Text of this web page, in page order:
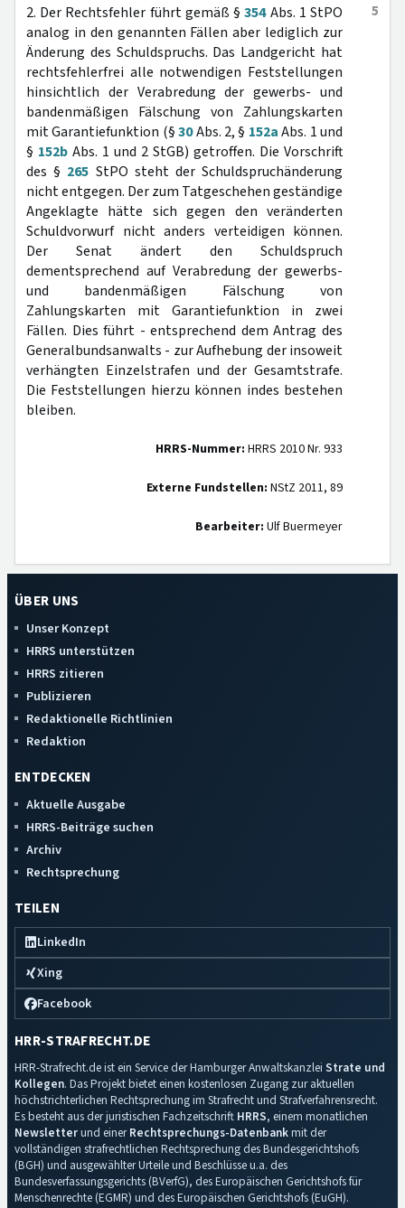
5
2. Der Rechtsfehler führt gemäß §354Abs. 1 StPO
analog in den genannten Fällen aber lediglich zur
Änderung des Schuldspruchs. Das Landgericht hat
rechtsfehlerfrei alle notwendigen Feststellungen
hinsichtlich der Verabredung der gewerbs- und
bandenmäßigen Fälschung von Zahlungskarten
mit Garantiefunktion (§30Abs. 2, § 152aAbs. 1 und
§ 152b Abs. 1 und 2 StGB) getroffen. Die Vorschrift
des § 265 StPO steht der Schuldspruchänderung
nicht entgegen. Der zum Tatgeschehen geständige
Angeklagte hätte sich gegen den veränderten
Schuldvorwurf nicht anders verteidigen können.
Der Senat ändert den Schuldspruch
dementsprechend auf Verabredung der gewerbs-
und bandenmäßigen Fälschung von
Zahlungskarten mit Garantiefunktion in zwei
Fällen. Dies führt - entsprechend dem Antrag des
Generalbundsanwalts - zur Aufhebung der insoweit
verhängten Einzelstrafen und der Gesamtstrafe.
Die Feststellungen hierzu können indes bestehen
bleiben.
HRRS-Nummer: HRRS 2010 Nr. 933
Externe Fundstellen: NStZ 2011, 89
Bearbeiter: Ulf Buermeyer
ÜBER UNS
Unser Konzept
HRRS unterstützen
HRRS zitieren
Publizieren
Redaktionelle Richtlinien
Redaktion
ENTDECKEN
Aktuelle Ausgabe
HRRS-Beiträge suchen
Archiv
Rechtsprechung
TEILEN
LinkedIn
Xing
Facebook
HRR-STRAFRECHT.DE
HRR-Strafrecht.de ist ein Service der Hamburger Anwaltskanzlei Strate und
Kollegen. Das Projekt bietet einen kostenlosen Zugang zur aktuellen
höchstrichterlichen Rechtsprechung im Strafrecht und Strafverfahrensrecht.
Es besteht aus der juristischen Fachzeitschrift HRRS, einem monatlichen
Newsletterund einerRechtsprechungs-Datenbankmit der
vollständigen strafrechtlichen Rechtsprechung des Bundesgerichtshofs
(BGH) und ausgewählter Urteile und Beschlüsse u.a. des
Bundesverfassungsgerichts (BVerfG), des Europäischen Gerichtshofs für
Menschenrechte (EGMR) und des Europäischen Gerichtshofs (EuGH).